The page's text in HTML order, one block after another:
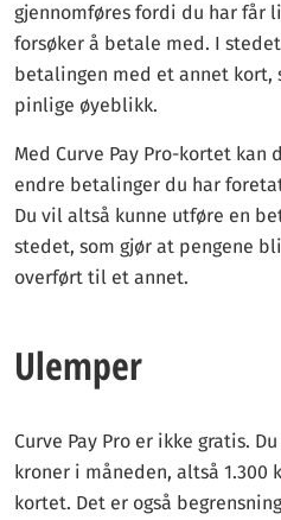
gjennomføres fordi du har får
forsøker å betale med. I
betalingen med et annet kort,
pinlige øyeblikk.
Med Curve Pay Pro-kortet
endre betalinger du har
Du vil altså kunne utføre en
stedet, som gjør at pengene
overført til et annet.
Ulemper
Curve Pay Pro er ikke gratis.
kroner i måneden, altså 1.300
kortet. Det er også